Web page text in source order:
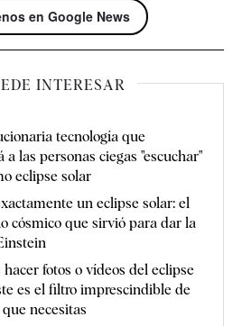
en Google News
INTERESAR
tecnología que
las personas ciegas "escuchar"
eclipse solar
un eclipse solar: el
cósmico que sirvió para dar la
hacer fotos o vídeos del eclipse
es el filtro imprescindible de
que necesitas